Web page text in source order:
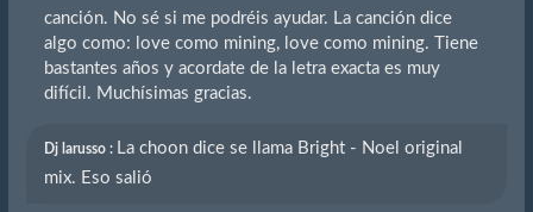
canción. No sé si me podréis ayudar. La canción dice
algo como: love como mining, love como mining. Tiene
bastantes años y acordate de la letra exacta es muy
difícil. Muchísimas gracias.
Dj larusso : La choon dice se llama Bright - Noel original
mix. Eso salió